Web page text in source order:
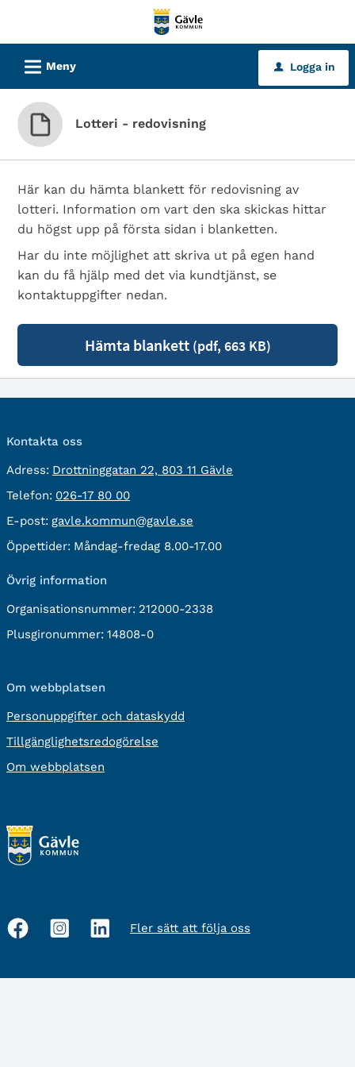
tjänster
Gävle
kommun
L Meny u Logga in
Lotteri - redovisning
Här kan du hämta blankett för redovisning av
lotteri. Information om vart den ska skickas hittar
du högst upp på första sidan i blanketten.
Har du inte möjlighet att skriva ut på egen hand
kan du få hjälp med det via kundtjänst, se
kontaktuppgifter nedan.
Hämta blankett(pdf, 663 KB)
Kontakta oss
Adress: besöksadress:
Drottninggatan 22, 803 11 Gävle
Telefon: Telefon:
026-17 80 00
E-post: E-
post:
gavle.kommun@gavle.se
Öppettider: Måndag-fredag 8.00-17.00
Övrig information
Organisationsnummer: 212000-2338
Plusgironummer: 14808-0
Om webbplatsen
Personuppgifter och dataskydd
Tillgänglighetsredogörelse
Om webbplatsen
Sociala
Fler sätt att följa oss